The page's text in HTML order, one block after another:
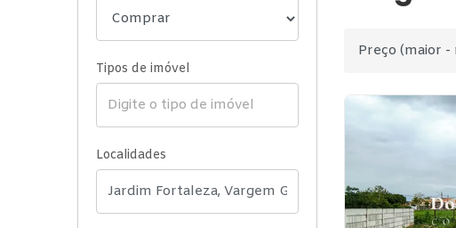
Tipos de imóvel
Localidades
Ordenar por